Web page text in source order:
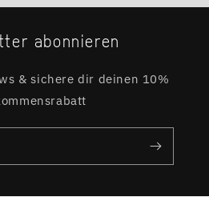
abonnieren
& sichere dir deinen 10%